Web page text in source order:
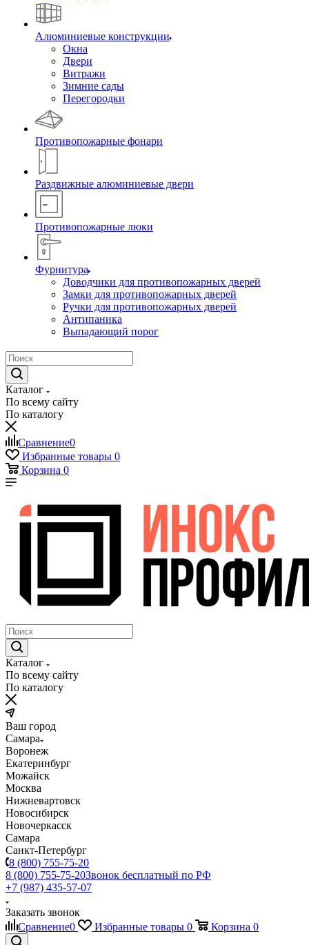
Алюминиевые конструкции
Окна
Двери
Витражи
Зимние сады
Перегородки
Противопожарные фонари
Раздвижные алюминиевые двери
Противопожарные люки
Фурнитура
Доводчики для противопожарных дверей
Замки для противопожарных дверей
Ручки для противопожарных дверей
Антипаника
Выпадающий порог
Каталог
По всему сайту
По каталогу
Сравнение0
Избранные товары 0
Корзина 0
Каталог
По всему сайту
По каталогу
Ваш город
Самара
Воронеж
Екатеринбург
Можайск
Москва
Нижневартовск
Новосибирск
Новочеркасск
Самара
Санкт-Петербург
8 (800) 755-75-20
8 (800) 755-75-20Звонок бесплатный по РФ
+7 (987) 435-57-07
Заказать звонок
Сравнение0 Избранные товары 0 Корзина 0